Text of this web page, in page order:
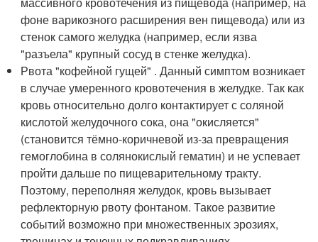
фоне варикозного расширения вен пищевода) или из
стенок самого желудка (например, если язва
"разъела" крупный сосуд в стенке желудка).
Рвота "кофейной гущей" . Данный симптом возникает
в случае умеренного кровотечения в желудке. Так как
кровь относительно долго контактирует с соляной
кислотой желудочного сока, она "окисляется"
(становится тёмно-коричневой из-за превращения
гемоглобина в солянокислый гематин) и не успевает
пройти дальше по пищеварительному тракту.
Поэтому, переполняя желудок, кровь вызывает
рефлекторную рвоту фонтаном. Такое развитие
событий возможно при множественных эрозиях,